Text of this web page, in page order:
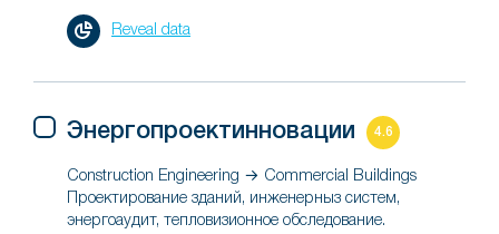
Reveal data
Энергопроектинновации 4.6
Construction Engineering → Commercial Buildings
Проектирование зданий, инженерныз систем,
энергоаудит, тепловизионное обследование.